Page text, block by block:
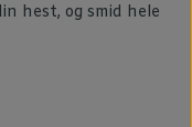
hest, og smid hele